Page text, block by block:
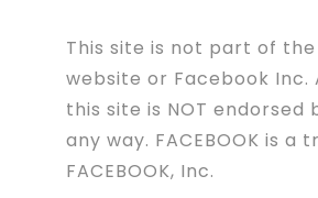
This site is not part of
website or Facebook Inc.
this site is NOT endorsed
any way. FACEBOOK is a
FACEBOOK, Inc.